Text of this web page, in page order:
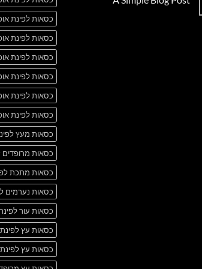
כסאות לפינת
כסאות לפינת
כסאות לפינת
כסאות לפינת
כסאות לפינת
כסאות לפינת
כסאות מעץ
כסאות מרופדים
כסאות מתכת
כסאות נערמים
כסאות עור
כסאות עץ
כסאות עץ לפינת